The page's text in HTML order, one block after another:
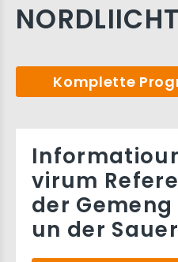
Komplette
virum
der
un der Sauer